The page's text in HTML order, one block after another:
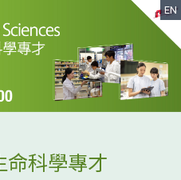
EN
命科學專才